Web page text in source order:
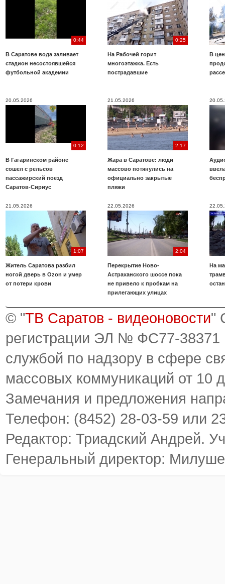
0:44
В Саратове вода заливает
стадион несостоявшейся
футбольной академии
0:25
На Рабочей горит
многоэтажка. Есть
пострадавшие
В
20.05.2026
0:12
В Гагаринском районе
сошел с рельсов
пассажирский поезд
Саратов-Сириус
21.05.2026
2:17
Жара в Саратове: люди
массово потянулись на
официально закрытые
пляжи
21.05.2026
1:07
Житель Саратова разбил
ногой дверь в Ozon и умер
от потери крови
22.05.2026
2:04
Перекрытие Ново-
Астраханского шоссе пока
не привело к пробкам на
прилегающих улицах
На
© "ТВ Саратов - видеоновости"
регистрации ЭЛ № ФС77-38371
службой по надзору в сфере
массовых коммуникаций от 10
Замечания и предложения
Телефон: (8452) 28-03-59 или
Редактор: Триадский Андрей.
Генеральный директор: